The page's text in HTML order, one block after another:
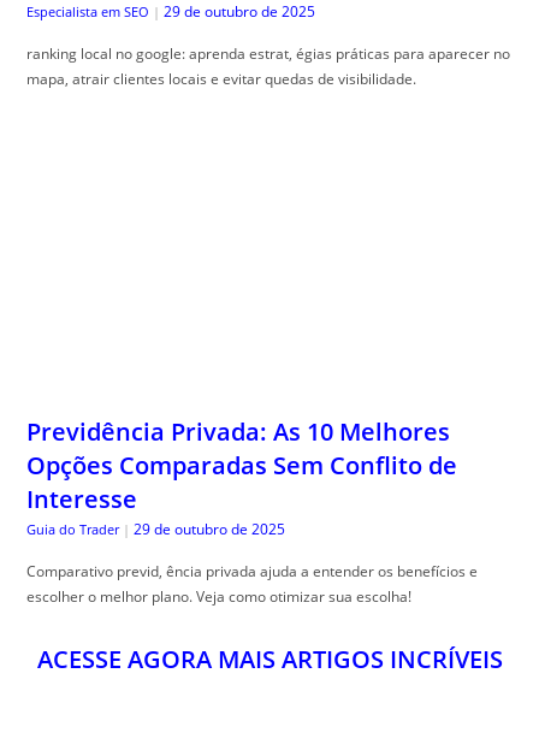
Especialista em SEO | 29 de outubro de 2025
ranking local no google: aprenda estrat, égias práticas para aparecer no
mapa, atrair clientes locais e evitar quedas de visibilidade.
Previdência Privada: As 10 Melhores
Opções Comparadas Sem Conflito de
Interesse
Guia do Trader | 29 de outubro de 2025
Comparativo previd, ência privada ajuda a entender os benefícios e
escolher o melhor plano. Veja como otimizar sua escolha!
ACESSE AGORA MAIS ARTIGOS INCRÍVEIS